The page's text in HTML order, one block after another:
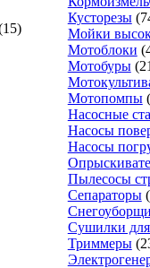
Кусторезы
Мойки
Мотоблоки
Мотобуры
Мотопомпы
Насосные
Насосы
Насосы
Пылесосы
Сепараторы
Сушилки
Триммеры